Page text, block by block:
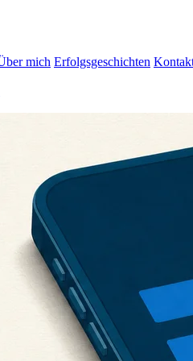
mich Erfolgsgeschichten